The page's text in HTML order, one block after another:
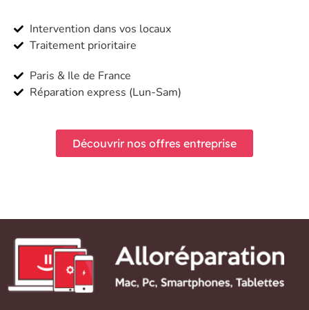
Intervention dans vos locaux
Traitement prioritaire
Paris & Ile de France
Réparation express (Lun-Sam)
Découvrir nos offres entreprise